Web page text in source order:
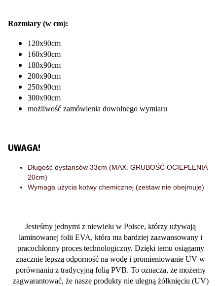
Rozmiary (w cm):
120x90cm
160x90cm
180x90cm
200x90cm
250x90cm
300x90cm
możliwość zamówienia dowolnego wymiaru
UWAGA!
Długość dystansów 33cm (MAX. GRUBOŚĆ OCIEPLENIA
20cm)
Wymaga użycia kotwy chemicznej (zestaw nie obejmuje)
Jesteśmy jednymi z niewielu w Polsce, którzy używają
laminowanej folii EVA, która ma bardziej zaawansowany i
pracochłonny proces technologiczny. Dzięki temu osiągamy
znacznie lepszą odporność na wodę i promieniowanie UV w
porównaniu z tradycyjną folią PVB. To oznacza, że możemy
zagwarantować, że nasze produkty nie ulegną żółknięciu (UV)